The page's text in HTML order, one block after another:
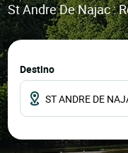
St Andre De Najac :
Destino